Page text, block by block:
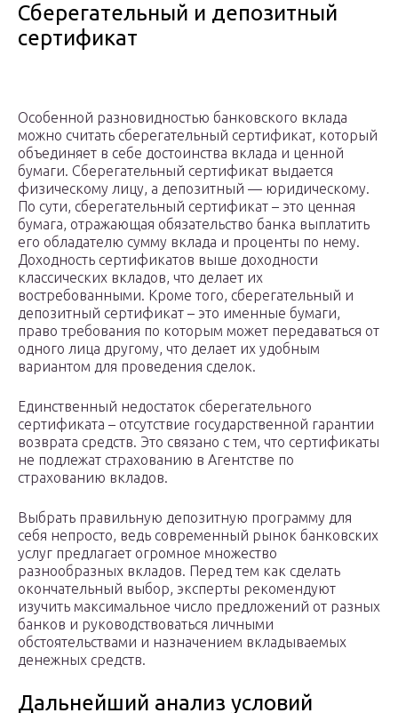
Сберегательный и депозитный
сертификат
Особенной разновидностью банковского вклада
можно считать сберегательный сертификат, который
объединяет в себе достоинства вклада и ценной
бумаги. Сберегательный сертификат выдается
физическому лицу, а депозитный — юридическому.
По сути, сберегательный сертификат – это ценная
бумага, отражающая обязательство банка выплатить
его обладателю сумму вклада и проценты по нему.
Доходность сертификатов выше доходности
классических вкладов, что делает их
востребованными. Кроме того, сберегательный и
депозитный сертификат – это именные бумаги,
право требования по которым может передаваться от
одного лица другому, что делает их удобным
вариантом для проведения сделок.
Единственный недостаток сберегательного
сертификата – отсутствие государственной гарантии
возврата средств. Это связано с тем, что сертификаты
не подлежат страхованию в Агентстве по
страхованию вкладов.
Выбрать правильную депозитную программу для
себя непросто, ведь современный рынок банковских
услуг предлагает огромное множество
разнообразных вкладов. Перед тем как сделать
окончательный выбор, эксперты рекомендуют
изучить максимальное число предложений от разных
банков и руководствоваться личными
обстоятельствами и назначением вкладываемых
денежных средств.
Дальнейший анализ условий